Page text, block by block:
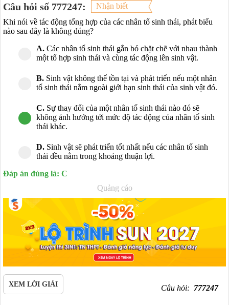
Câu hỏi số 777247:
Nhận biết
Khi nói về tác động tổng hợp của các nhân tố sinh thái, phát biểu
nào sau đây là không đúng?
A. Các nhân tố sinh thái gắn bó chặt chẽ với nhau thành
một tổ hợp sinh thái và cùng tác động lên sinh vật.
B. Sinh vật không thể tồn tại và phát triển nếu một nhân
tố sinh thái nằm ngoài giới hạn sinh thái của sinh vật đó.
C. Sự thay đổi của một nhân tố sinh thái nào đó sẽ
không ảnh hưởng tới mức độ tác động của nhân tố sinh
thái khác.
D. Sinh vật sẽ phát triển tốt nhất nếu các nhân tố sinh
thái đều nằm trong khoảng thuận lợi.
Đáp án đúng là: C
Quảng cáo
XEM LỜI GIẢI Câu hỏi: 777247